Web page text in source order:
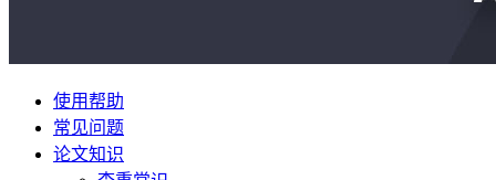
使用帮助
常见问题
论文知识